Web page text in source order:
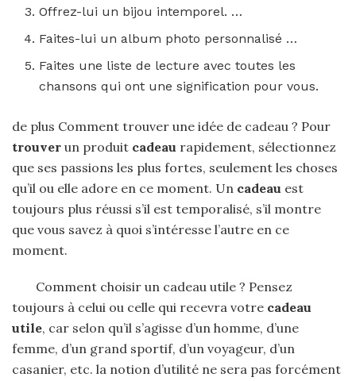
Offrez-lui un bijou intemporel. …
Faites-lui un album photo personnalisé …
Faites une liste de lecture avec toutes les
chansons qui ont une signification pour vous.
de plus Comment trouver une idée de cadeau ? Pour
trouver un produit cadeau rapidement, sélectionnez
que ses passions les plus fortes, seulement les choses
qu’il ou elle adore en ce moment. Un cadeau est
toujours plus réussi s’il est temporalisé, s’il montre
que vous savez à quoi s’intéresse l’autre en ce
moment.
Comment choisir un cadeau utile ? Pensez
toujours à celui ou celle qui recevra votre cadeau
utile, car selon qu’il s’agisse d’un homme, d’une
femme, d’un grand sportif, d’un voyageur, d’un
casanier, etc. la notion d’utilité ne sera pas forcément